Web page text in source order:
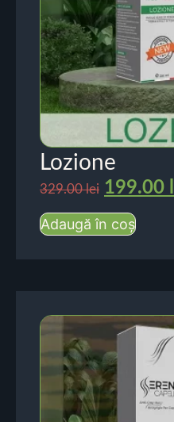
Lozione
329.00lei 199.00
Adaugă în coș